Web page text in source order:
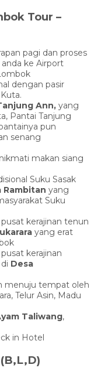
Tour –
pagi dan proses
ke Airport
dengan pasir
Ann, yang
Pantai Tanjung
pun
senang
makan siang
Suku Sasak
Rambitan yang
Suku
kerajinan tenun
yang erat
kerajinan
Desa
menuju tempat oleh
Telur Asin, Madu
Taliwang,
in Hotel